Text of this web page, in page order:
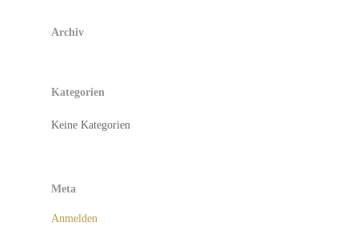
Archiv
Kategorien
Keine Kategorien
Meta
Anmelden